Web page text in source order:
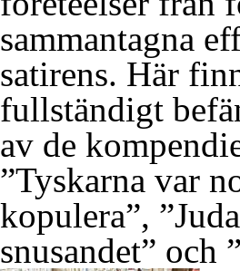
sammantagna
satirens. Här
fullständigt
av de
”Tyskarna var
kopulera”,
snusandet” och